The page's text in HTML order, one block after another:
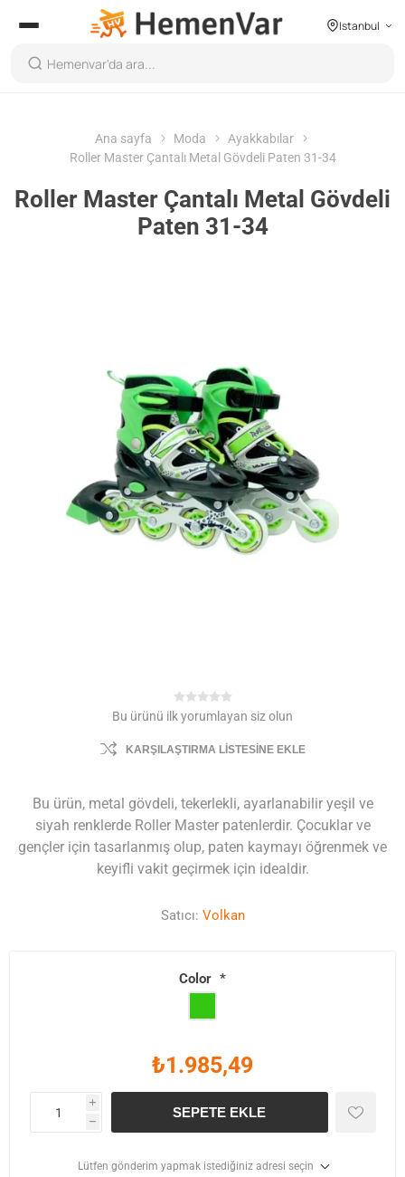
Istanbul
Ana sayfa Moda
Ayakkabılar
Roller Master Çantalı Metal Gövdeli Paten 31-34
Roller Master Çantalı Metal Gövdeli
Paten 31-34
Bu ürünü ilk yorumlayan siz olun
KARŞILAŞTIRMA LISTESINE EKLE
Bu ürün, metal gövdeli, tekerlekli, ayarlanabilir yeşil ve
siyah renklerde Roller Master patenlerdir. Çocuklar ve
gençler için tasarlanmış olup, paten kaymayı öğrenmek ve
keyifli vakit geçirmek için idealdir.
Satıcı: Volkan
Color *
₺1.985,49
i
h
SEPETE EKLE
Lütfen gönderim yapmak istediğiniz adresi seçin